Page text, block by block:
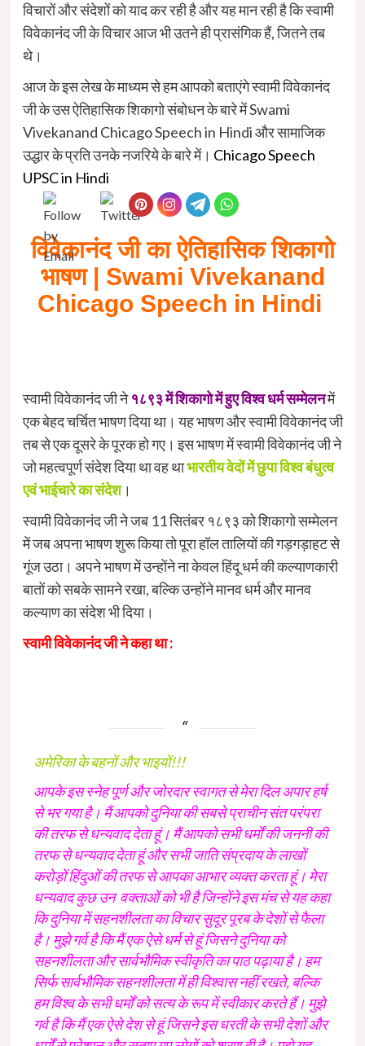
विचारों और संदेशों को याद कर रही है और यह मान रही है कि स्वामी
विवेकानंद जी के विचार आज भी उतने ही प्रासंगिक हैं, जितने तब
थे।
आज के इस लेख के माध्यम से हम आपको बताएंगे स्वामी विवेकानंद
जी के उस ऐतिहासिक शिकागो संबोधन के बारे में Swami
Vivekanand Chicago Speech in Hindi और सामाजिक
उद्धार के प्रति उनके नजरिये के बारे में। Chicago Speech
UPSC in Hindi
विवेकानंद जी का ऐतिहासिक शिकागो
भाषण | Swami Vivekanand
Chicago Speech in Hindi
स्वामी विवेकानंद जी ने१८९३ में शिकागो में हुए विश्व धर्म सम्मेलनमें
एक बेहद चर्चित भाषण दिया था। यह भाषण और स्वामी विवेकानंद जी
तब से एक दूसरे के पूरक हो गए। इस भाषण में स्वामी विवेकानंद जी ने
जो महत्वपूर्ण संदेश दिया था वह थाभारतीय वेदों में छुपा विश्व बंधुत्व
एवं भाईचारे का संदेश।
स्वामी विवेकानंद जी ने जब 11 सितंबर १८९३ को शिकागो सम्मेलन
में जब अपना भाषण शुरू किया तो पूरा हॉल तालियों की गड़गड़ाहट से
गूंज उठा। अपने भाषण में उन्होंने ना केवल हिंदू धर्म की कल्याणकारी
बातों को सबके सामने रखा, बल्कि उन्होंने मानव धर्म और मानव
कल्याण का संदेश भी दिया।
स्वामी विवेकानंद जी ने कहा था :
अमेरिका के बहनों और भाइयों!!!
आपके इस स्नेह पूर्ण और जोरदार स्वागत से मेरा दिल अपार हर्ष
से भर गया है। मैं आपको दुनिया की सबसे प्राचीन संत परंपरा
की तरफ से धन्यवाद देता हूं। मैं आपको सभी धर्मों की जननी की
तरफ से धन्यवाद देता हूं और सभी जाति संप्रदाय के लाखों
करोड़ों हिंदुओं की तरफ से आपका आभार व्यक्त करता हूं। मेरा
धन्यवाद कुछ उन वक्ताओं को भी है जिन्होंने इस मंच से यह कहा
कि दुनिया में सहनशीलता का विचार सुदूर पूरब के देशों से फैला
है। मुझे गर्व है कि मैं एक ऐसे धर्म से हूं जिसने दुनिया को
सहनशीलता और सार्वभौमिक स्वीकृति का पाठ पढ़ाया है। हम
सिर्फ सार्वभौमिक सहनशीलता में ही विश्वास नहीं रखते, बल्कि
हम विश्व के सभी धर्मों को सत्य के रूप में स्वीकार करते हैं। मुझे
गर्व है कि मैं एक ऐसे देश से हूं जिसने इस धरती के सभी देशों और